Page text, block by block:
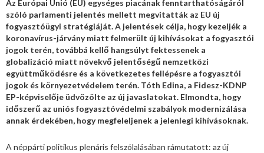
Az Európai Unió (EU) egységes piacának fenntarthatóságáról
szóló parlamenti jelentés mellett megvitatták az EU új
fogyasztóügyi stratégiáját. A jelentések célja, hogy kezeljék a
koronavírus-járvány miatt felmerült új kihívásokat a fogyasztói
jogok terén, továbbá kellő hangsúlyt fektessenek a
globalizáció miatt növekvő jelentőségű nemzetközi
együttműködésre és a következetes fellépésre a fogyasztói
jogok és környezetvédelem terén. Tóth Edina, a Fidesz-KDNP
EP-képviselője üdvözölte az új javaslatokat. Elmondta, hogy
időszerű az uniós fogyasztóvédelmi szabályok modernizálása
annak érdekében, hogy megfeleljenek a jelenlegi kihívásoknak.
A néppárti politikus plenáris felszólalásában rámutatott: az új